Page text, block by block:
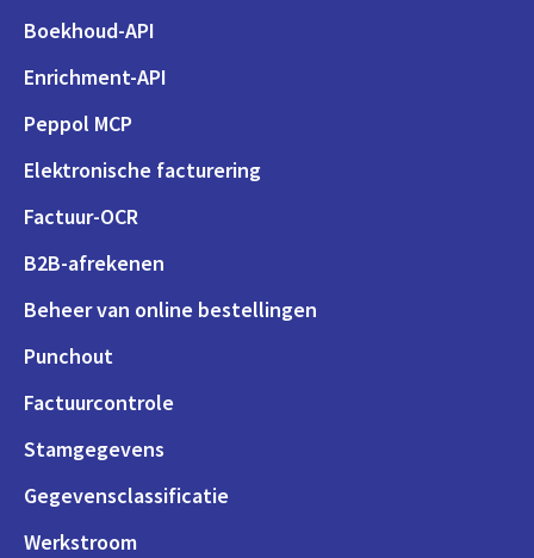
Boekhoud-API
Enrichment-API
Peppol MCP
Elektronische facturering
Factuur-OCR
B2B-afrekenen
Beheer van online bestellingen
Punchout
Factuurcontrole
Stamgegevens
Gegevensclassificatie
Werkstroom